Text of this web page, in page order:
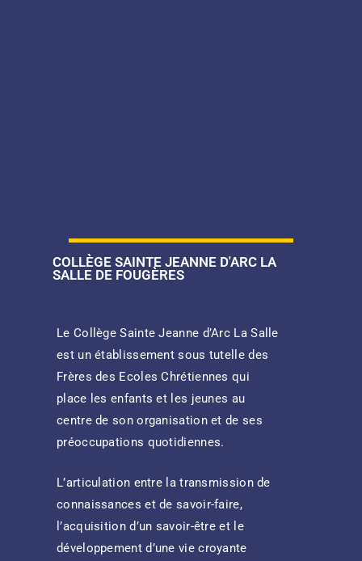
COLLÈGE SAINTE JEANNE D'ARC LA
SALLE DE FOUGÈRES
Le Collège Sainte Jeanne d’Arc La Salle
est un établissement sous tutelle des
Frères des Ecoles Chrétiennes qui
place les enfants et les jeunes au
centre de son organisation et de ses
préoccupations quotidiennes.
L’articulation entre la transmission de
connaissances et de savoir-faire,
l’acquisition d’un savoir-être et le
développement d’une vie croyante